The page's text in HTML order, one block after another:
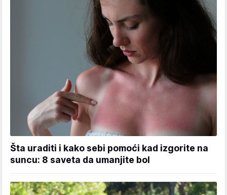
Šta uraditi i kako sebi pomoći kad izgorite na
suncu: 8 saveta da umanjite bol